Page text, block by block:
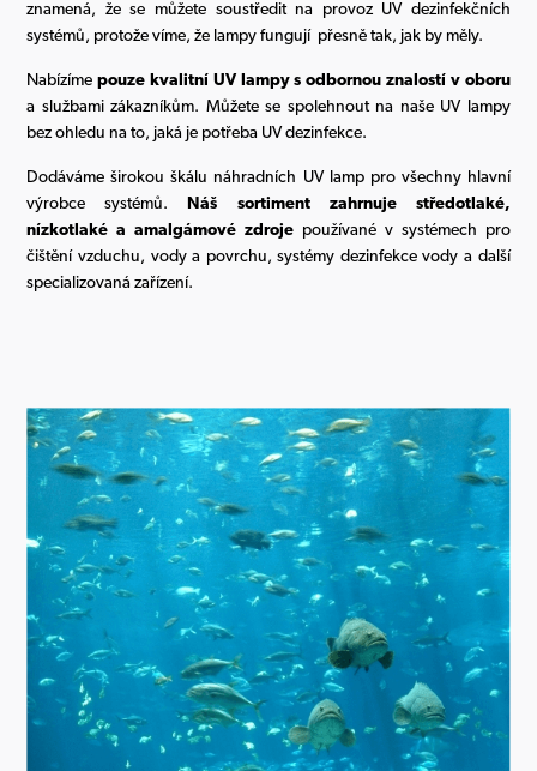
znamená, že se můžete soustředit na provoz UV dezinfekčních
systémů, protože víme, že lampy fungují přesně tak, jak by měly.
Nabízímepouze kvalitní UV lampy s odbornou znalostí v oboru
a službami zákazníkům. Můžete se spolehnout na naše UV lampy
bez ohledu na to, jaká je potřeba UV dezinfekce.
Dodáváme širokou škálu náhradních UV lamp pro všechny hlavní
výrobce systémů.Náš sortiment zahrnuje středotlaké,
nízkotlaké a amalgámové zdroje používané v systémech pro
čištění vzduchu, vody a povrchu, systémy dezinfekce vody a další
specializovaná zařízení.